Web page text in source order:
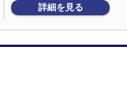
詳細を見る